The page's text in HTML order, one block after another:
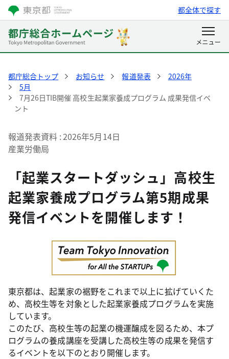
都全体で探す
都庁総合トップ お知らせ 報道発表
2026年
5月
7月26日TIB開催 高校生起業家養成プログラム 成果発信イベ
ント
報道発表資料 2026年5月14日
産業労働局
「起業スタートダッシュ」高校生
起業家養成プログラム第5期成果
発信イベントを開催します！
東京都は、起業家の裾野をこれまで以上に拡げていくた
め、高校生等を対象とした起業家養成プログラムを実施
しています。
このたび、高校生等の起業の機運醸成を図るため、本プ
ログラムの養成講座を受講した高校生等の成果を発信す
るイベントを以下のとおり開催します。